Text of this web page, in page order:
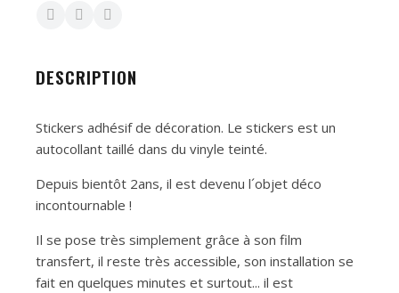
DESCRIPTION
Stickers adhésif de décoration. Le stickers est un
autocollant taillé dans du vinyle teinté.
Depuis bientôt 2ans, il est devenu l´objet déco
incontournable !
Il se pose très simplement grâce à son film
transfert, il reste très accessible, son installation se
fait en quelques minutes et surtout... il est